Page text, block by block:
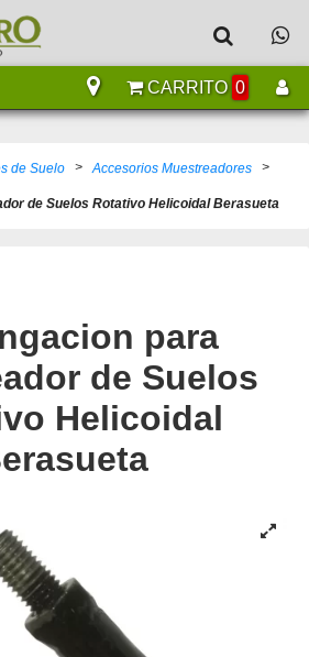
CARRITO 0
de Suelo > Accesorios Muestreadores >
de Suelos Rotativo Helicoidal Berasueta
para
de Suelos
Helicoidal